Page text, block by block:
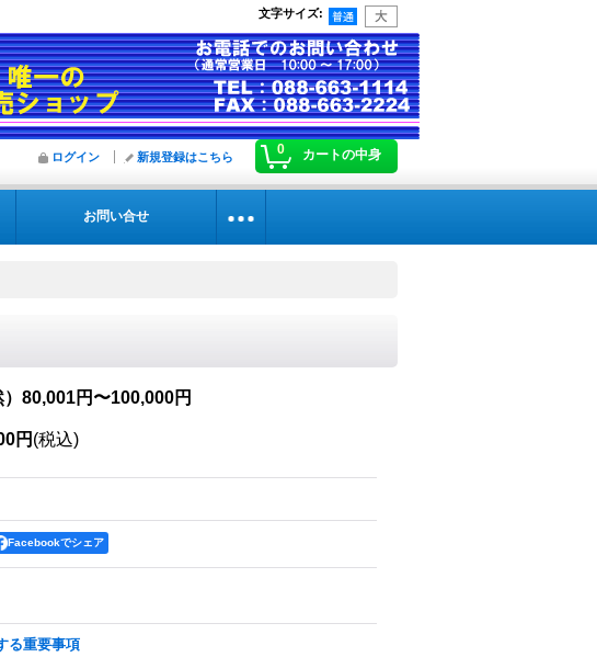
文字サイズ:
0 カートの中身
ログイン 新規登録はこちら
お問い合せ
80,001円〜100,000円
円 (税込)
Facebookでシェア
る重要事項